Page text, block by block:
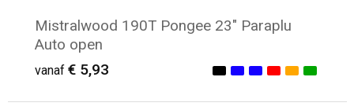
Mistralwood 190T Pongee 23" Paraplu
Auto open
vanaf € 5,93